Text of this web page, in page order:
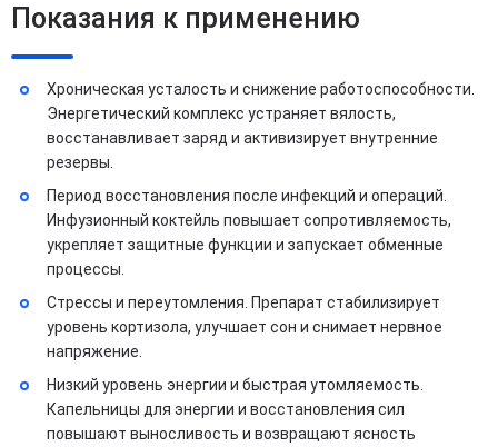
Показания к применению
Хроническая усталость и снижение работоспособности.
Энергетический комплекс устраняет вялость,
восстанавливает заряд и активизирует внутренние
резервы.
Период восстановления после инфекций и операций.
Инфузионный коктейль повышает сопротивляемость,
укрепляет защитные функции и запускает обменные
процессы.
Стрессы и переутомления. Препарат стабилизирует
уровень кортизола, улучшает сон и снимает нервное
напряжение.
Низкий уровень энергии и быстрая утомляемость.
Капельницы для энергии и восстановления сил
повышают выносливость и возвращают ясность